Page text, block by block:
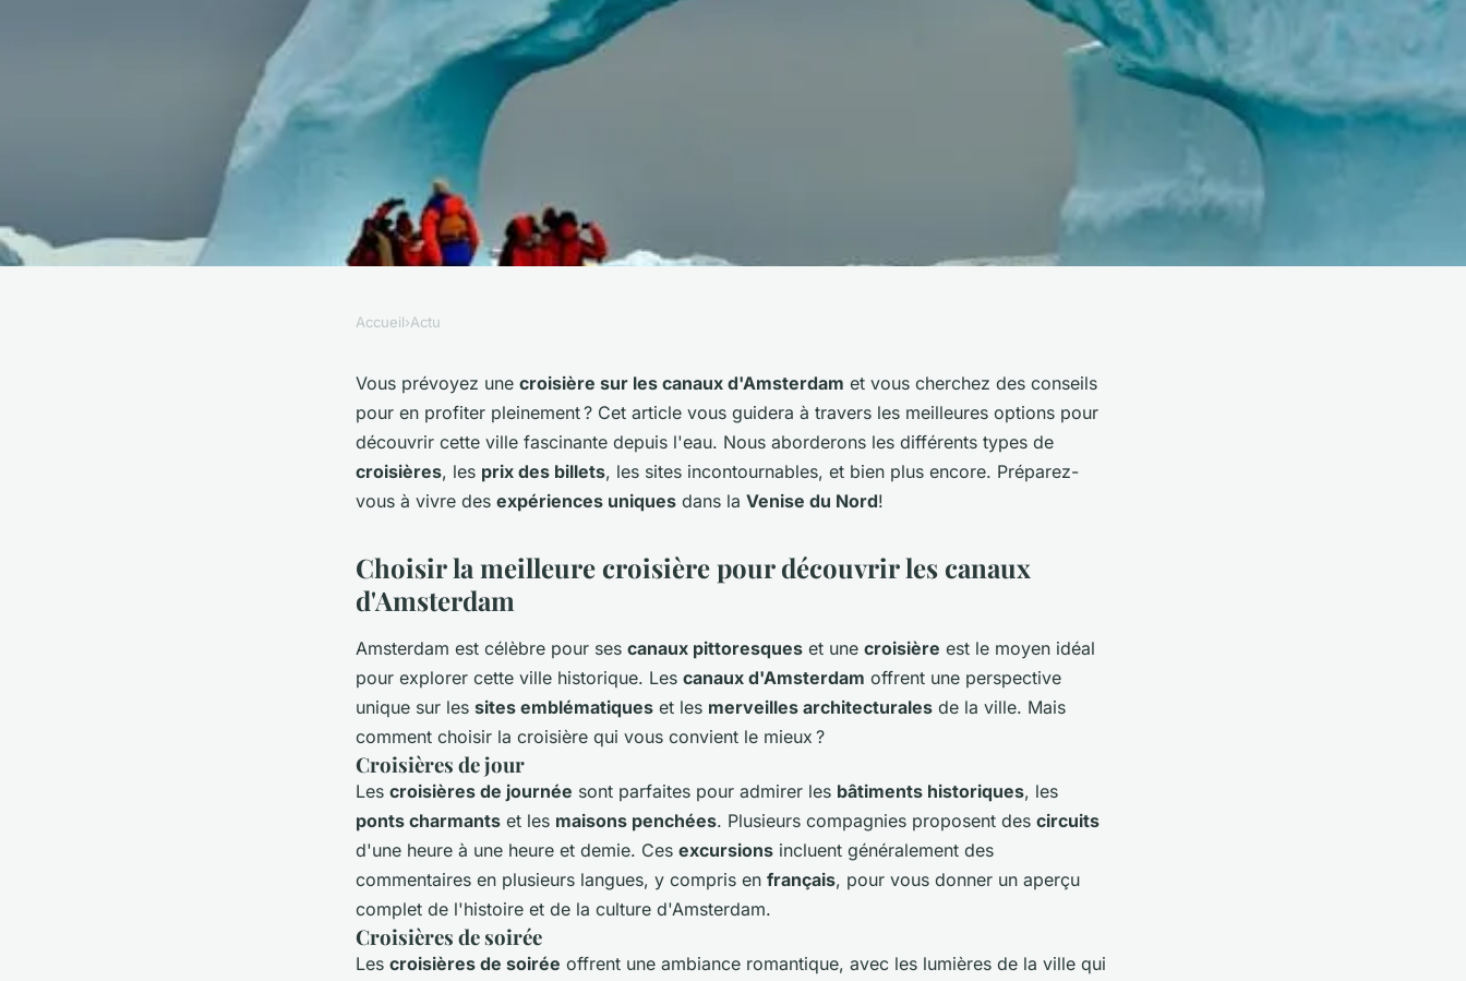
Quels conseils pour une croisière sur
les canaux d'Amsterdam, Pays-Bas?
Accueil›Actu
Vous prévoyez une croisière sur les canaux d'Amsterdam et vous cherchez des conseils
pour en profiter pleinement ? Cet article vous guidera à travers les meilleures options pour
découvrir cette ville fascinante depuis l'eau. Nous aborderons les différents types de
croisières, les prix des billets, les sites incontournables, et bien plus encore. Préparez-
vous à vivre des expériences uniques dans la Venise du Nord!
Choisir la meilleure croisière pour découvrir les canaux
d'Amsterdam
Amsterdam est célèbre pour ses canaux pittoresques et une croisière est le moyen idéal
pour explorer cette ville historique. Les canaux d'Amsterdam offrent une perspective
unique sur les sites emblématiques et les merveilles architecturales de la ville. Mais
comment choisir la croisière qui vous convient le mieux ?
Croisières de jour
Les croisières de journée sont parfaites pour admirer les bâtiments historiques, les
ponts charmants et les maisons penchées. Plusieurs compagnies proposent des circuits
d'une heure à une heure et demie. Ces excursions incluent généralement des
commentaires en plusieurs langues, y compris en français, pour vous donner un aperçu
complet de l'histoire et de la culture d'Amsterdam.
Croisières de soirée
Les croisières de soirée offrent une ambiance romantique, avec les lumières de la ville qui